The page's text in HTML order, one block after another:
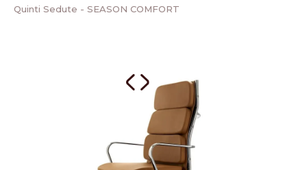
Quinti Sedute - SEASON COMFORT